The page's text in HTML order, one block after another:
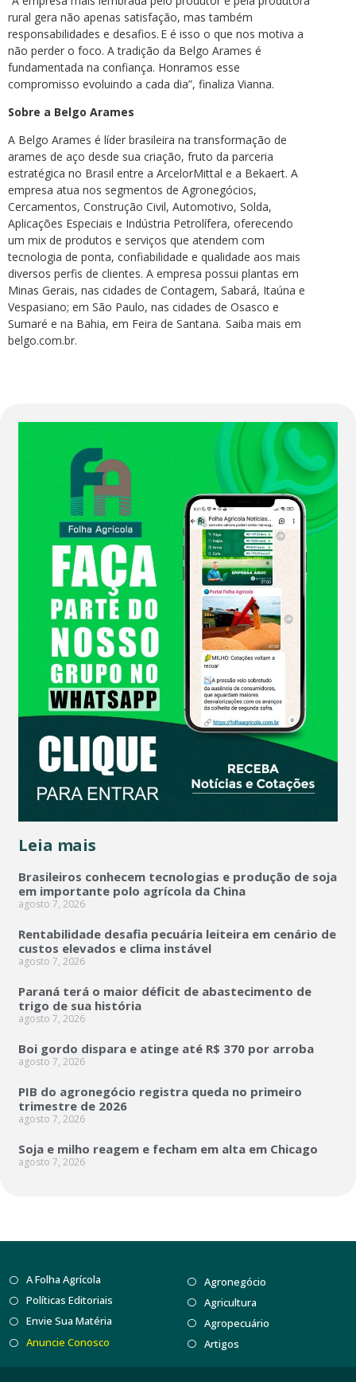
rural gera não apenas satisfação, mas também
responsabilidades e desafios. E é isso o que nos motiva a
não perder o foco. A tradição da Belgo Arames é
fundamentada na confiança. Honramos esse
compromisso evoluindo a cada dia”, finaliza Vianna.
Sobre a Belgo Arames
A Belgo Arames é líder brasileira na transformação de
arames de aço desde sua criação, fruto da parceria
estratégica no Brasil entre a ArcelorMittal e a Bekaert. A
empresa atua nos segmentos de Agronegócios,
Cercamentos, Construção Civil, Automotivo, Solda,
Aplicações Especiais e Indústria Petrolífera, oferecendo
um mix de produtos e serviços que atendem com
tecnologia de ponta, confiabilidade e qualidade aos mais
diversos perfis de clientes. A empresa possui plantas em
Minas Gerais, nas cidades de Contagem, Sabará, Itaúna e
Vespasiano; em São Paulo, nas cidades de Osasco e
Sumaré e na Bahia, em Feira de Santana. Saiba mais em
belgo.com.br.
Leia mais
Brasileiros conhecem tecnologias e produção de soja
em importante polo agrícola da China
agosto 7, 2026
Rentabilidade desafia pecuária leiteira em cenário de
custos elevados e clima instável
agosto 7, 2026
Paraná terá o maior déficit de abastecimento de
trigo de sua história
agosto 7, 2026
Boi gordo dispara e atinge até R$ 370 por arroba
agosto 7, 2026
PIB do agronegócio registra queda no primeiro
trimestre de 2026
agosto 7, 2026
Soja e milho reagem e fecham em alta em Chicago
agosto 7, 2026
A Folha Agrícola
Políticas Editoriais
Envie Sua Matéria
Anuncie Conosco
Agronegócio
Agricultura
Agropecuário
Artigos